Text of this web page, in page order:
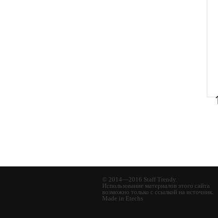
© 2014—2016 Staff Trendy.
Использование материалов этого сайта
возможно только с ссылкой на источник.
Made in Etechs